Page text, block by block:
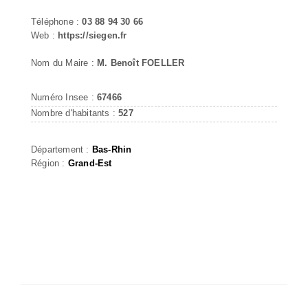
Téléphone :03 88 94 30 66
Web : https://siegen.fr
Nom du Maire : M. Benoît FOELLER
Numéro Insee : 67466
Nombre d'habitants :527
Département : Bas-Rhin
Région : Grand-Est